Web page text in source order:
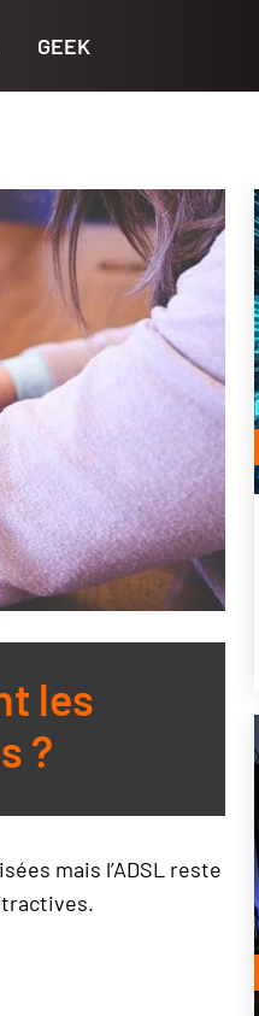
GEEK
les
?
mais l’ADSL reste